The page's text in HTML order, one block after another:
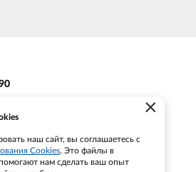
×
наш сайт, вы соглашаетесь с
Cookies. Это файлы в
нам сделать ваш опыт